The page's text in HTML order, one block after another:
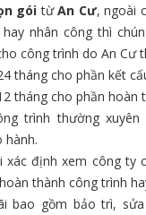
góitừAn Cư, ngoài
nhân công thì
công trình do An Cư
tháng cho phần kết
tháng cho phần hoàn
trình thường
hành.
xác định xem công ty
thành công trình
bao gồm bảo trì,